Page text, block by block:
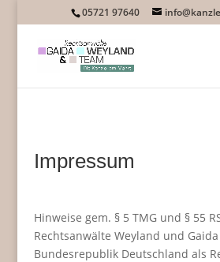
05721 97640
Impressum
Hinweise gem. § 5 TMG und § 55
Rechtsanwälte Weyland und
Bundesrepublik Deutschland als